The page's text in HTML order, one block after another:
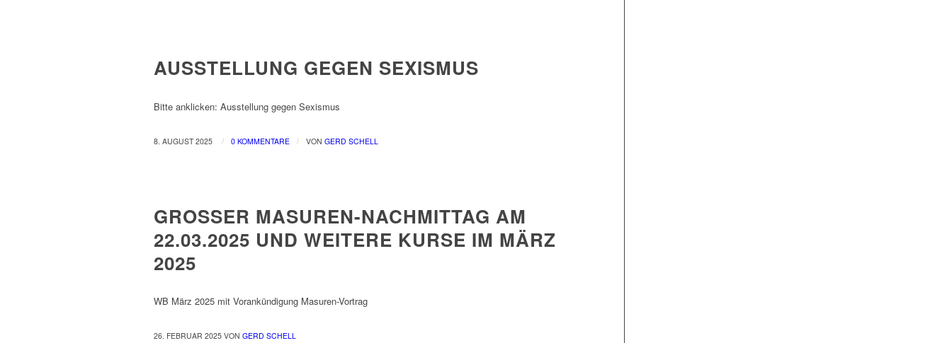
AUSSTELLUNG GEGEN SEXISMUS
Bitte anklicken: Ausstellung gegen Sexismus
8. AUGUST 2025 / 0 KOMMENTARE / VON GERD SCHELL
GROSSER MASUREN-NACHMITTAG AM 2
2.03.2025 UND WEITERE KURSE IM MÄRZ 2
025
WB März 2025 mit Vorankündigung Masuren-Vortrag
26. FEBRUAR 2025 VON GERD SCHELL